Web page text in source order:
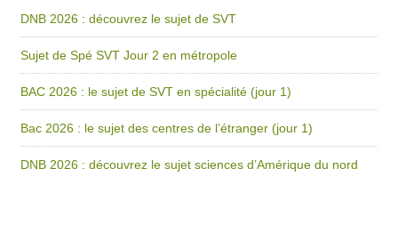
DNB 2026 : découvrez le sujet de SVT
Sujet de Spé SVT Jour 2 en métropole
BAC 2026 : le sujet de SVT en spécialité (jour 1)
Bac 2026 : le sujet des centres de l’étranger (jour 1)
DNB 2026 : découvrez le sujet sciences d’Amérique du nord